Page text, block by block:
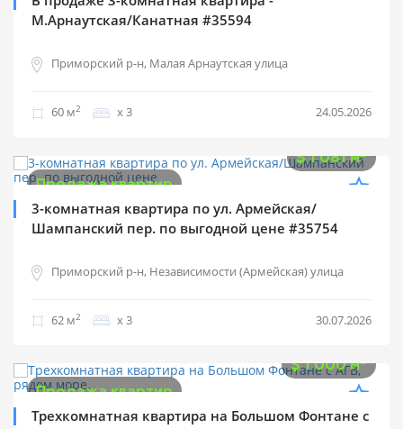
М.Арнаутская/Канатная #35594
Приморский р-н, Малая Арнаутская улица
60 м2 х 3 24.05.2026
$1 081 м2
Продажа квартир
3-комнатная квартира по ул. Армейская/
Шампанский пер. по выгодной цене #35754
Приморский р-н, Независимости (Армейская) улица
62 м2 х 3 30.07.2026
$1 000 м2
Продажа квартир
Трехкомнатная квартира на Большом Фонтане с